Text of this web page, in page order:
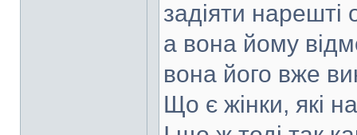
задіяти нарешті
а вона йому
вона його вже
Що є жінки, які